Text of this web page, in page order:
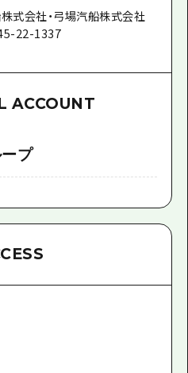
式会社・弓場汽船株式会社
22-1337
ACCOUNT
プ